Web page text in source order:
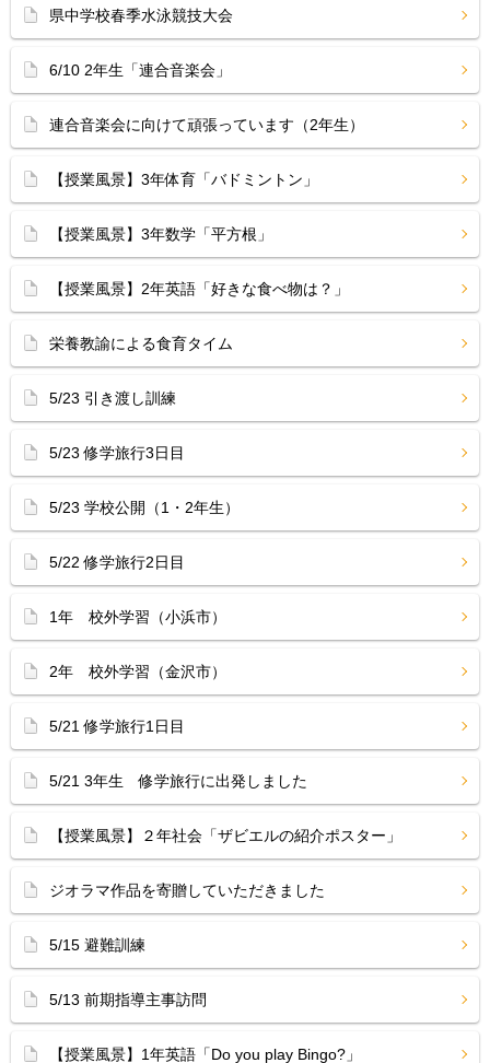
県中学校春季水泳競技大会
6/10 2年生「連合音楽会」
連合音楽会に向けて頑張っています（2年生）
【授業風景】3年体育「バドミントン」
【授業風景】3年数学「平方根」
【授業風景】2年英語「好きな食べ物は？」
栄養教諭による食育タイム
5/23 引き渡し訓練
5/23 修学旅行3日目
5/23 学校公開（1・2年生）
5/22 修学旅行2日目
1年 校外学習（小浜市）
2年 校外学習（金沢市）
5/21 修学旅行1日目
5/21 3年生 修学旅行に出発しました
【授業風景】２年社会「ザビエルの紹介ポスター」
ジオラマ作品を寄贈していただきました
5/15 避難訓練
5/13 前期指導主事訪問
【授業風景】1年英語「Do you play Bingo?」